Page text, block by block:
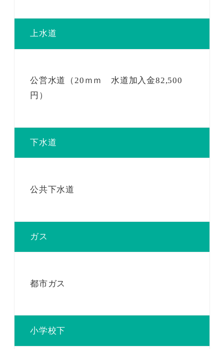
上水道
公営水道（20ｍｍ 水道加入金82,500
円）
下水道
公共下水道
ガス
都市ガス
小学校下